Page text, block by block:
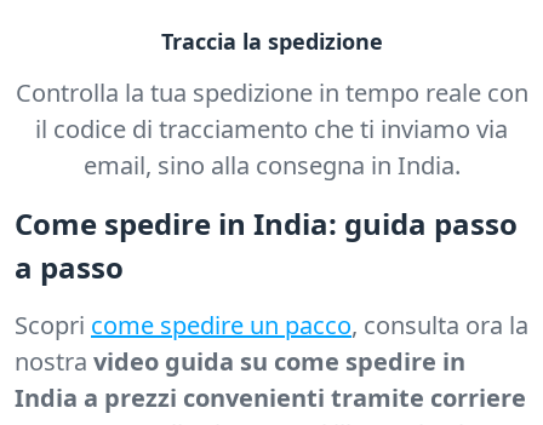
Traccia la spedizione
Controlla la tua spedizione in tempo reale con
il codice di tracciamento che ti inviamo via
email, sino alla consegna in India.
Come spedire in India: guida passo
a passo
Scopri come spedire un pacco, consulta ora la
nostra video guida su come spedire in
India a prezzi convenienti tramite corriere